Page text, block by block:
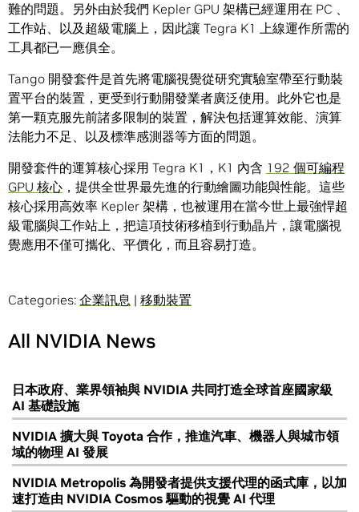
難的問題。另外由於我們 Kepler GPU 架構已經運用在 PC 、
工作站、以及超級電腦上，因此讓 Tegra K1 上線運作所需的
工具都已一應俱全。
Tango 開發套件是首先將電腦視覺從研究實驗室帶至行動裝
置平台的裝置，更受到行動開發業者廣泛使用。此外它也是
第一顆克服先前諸多限制的裝置，解決包括運算效能、演算
法能力不足、以及標準感測器等方面的問題。
開發套件的運算核心採用 Tegra K1，K1 內含 192 個可編程
GPU 核心 ，提供全世界最先進的行動繪圖功能與性能。這些
核心採用高效率 Kepler 架構，也被運用在當今世上最強悍超
級電腦與工作站上，把這項技術移植到行動晶片，讓電腦視
覺應用不僅可攜化、平價化，而且容易打造。
Categories: 企業訊息 | 移動裝置
All NVIDIA News
日本政府、業界領袖與 NVIDIA 共同打造全球首座國家級
AI 基礎設施
NVIDIA 擴大與 Toyota 合作，推進汽車、機器人與城市領
域的物理 AI 發展
NVIDIA Metropolis 為開發者提供支援代理的函式庫，以加
速打造由 NVIDIA Cosmos 驅動的視覺 AI 代理